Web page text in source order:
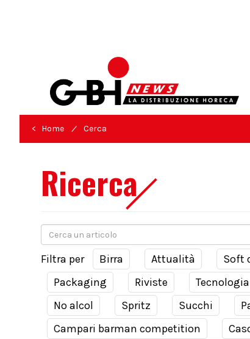
< Home / Cerca
Ricerca
Filtra per Birra Attualità Soft
Packaging
Riviste Tecnologia
No alcol
Spritz Succhi
Campari barman competition